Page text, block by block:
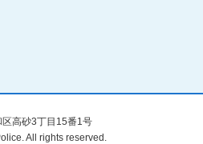
高砂3丁目15番1号
All rights reserved.